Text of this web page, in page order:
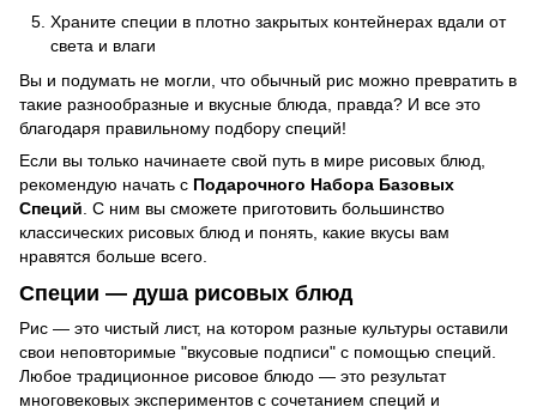
Храните специи в плотно закрытых контейнерах вдали от
света и влаги
Вы и подумать не могли, что обычный рис можно превратить в
такие разнообразные и вкусные блюда, правда? И все это
благодаря правильному подбору специй!
Если вы только начинаете свой путь в мире рисовых блюд,
рекомендую начать с Подарочного Набора Базовых
Специй . С ним вы сможете приготовить большинство
классических рисовых блюд и понять, какие вкусы вам
нравятся больше всего.
Специи — душа рисовых блюд
Рис — это чистый лист, на котором разные культуры оставили
свои неповторимые "вкусовые подписи" с помощью специй.
Любое традиционное рисовое блюдо — это результат
многовековых экспериментов с сочетанием специй и